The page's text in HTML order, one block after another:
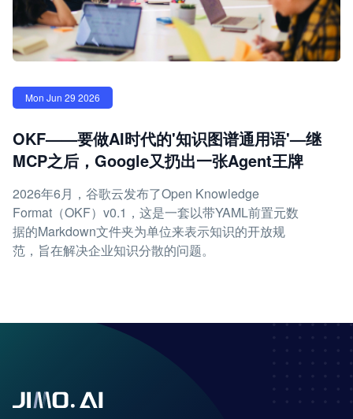
Mon Jun 29 2026
OKF——要做AI时代的'知识图谱通用语'—继
MCP之后，Google又扔出一张Agent王牌
2026年6月，谷歌云发布了Open Knowledge
Format（OKF）v0.1，这是一套以带YAML前置元数
据的Markdown文件夹为单位来表示知识的开放规
范，旨在解决企业知识分散的问题。